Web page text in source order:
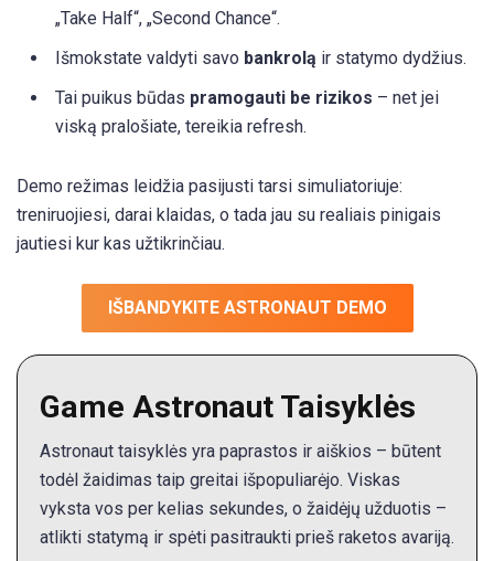
„Take Half“, „Second Chance“.
Išmokstate valdyti savo bankrolą ir statymo dydžius.
Tai puikus būdas pramogauti be rizikos – net jei
viską pralošiate, tereikia refresh.
Demo režimas leidžia pasijusti tarsi simuliatoriuje:
treniruojiesi, darai klaidas, o tada jau su realiais pinigais
jautiesi kur kas užtikrinčiau.
IŠBANDYKITE ASTRONAUT DEMO
Game Astronaut Taisyklės
Astronaut taisyklės yra paprastos ir aiškios – būtent
todėl žaidimas taip greitai išpopuliarėjo. Viskas
vyksta vos per kelias sekundes, o žaidėjų užduotis –
atlikti statymą ir spėti pasitraukti prieš raketos avariją.